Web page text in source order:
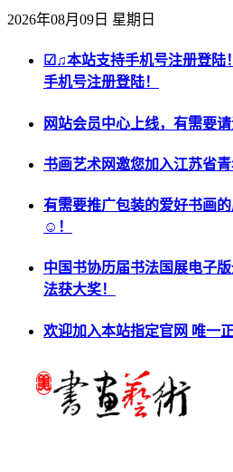
2026年08月09日 星期日
☑♫本站支持手机号注册登陆
手机号注册登陆！
网站会员中心上线，有需要
书画艺术网邀您加入江苏省青
有需要推广包装的爱好书画
☺！
中国书协历届书法国展电子
法获大奖！
欢迎加入本站指定官网 唯一